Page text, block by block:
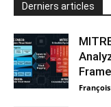
Derniers articles